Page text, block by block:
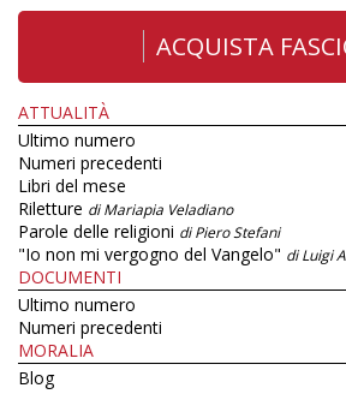
ACQUISTA
ATTUALITÀ
Ultimo numero
Numeri precedenti
Libri del mese
Riletture di Mariapia Veladiano
Parole delle religioni di Piero Stefani
"Io non mi vergogno del Vangelo" di Luigi
DOCUMENTI
Ultimo numero
Numeri precedenti
MORALIA
Blog